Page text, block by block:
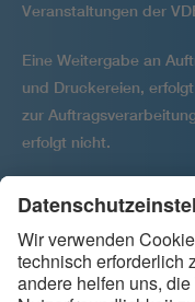
Veranstaltungen der
Eine Weitergabe an
und Druckereien,
zur
erfolgt nicht.
an
.